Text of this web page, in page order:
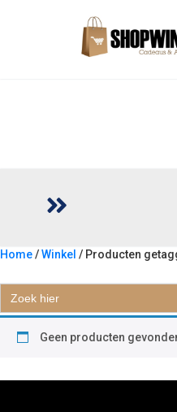
Zoek
naar:
Home/Winkel / Producten
Geen producten